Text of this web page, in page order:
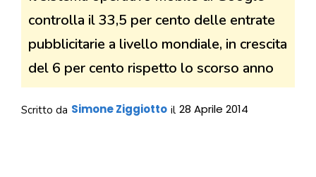
controlla il 33,5 per cento delle entrate
pubblicitarie a livello mondiale, in crescita
del 6 per cento rispetto lo scorso anno
Scritto da Simone Ziggiotto il 28 Aprile 2014